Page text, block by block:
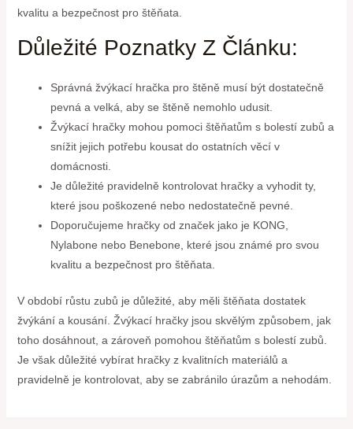
kvalitu a bezpečnost pro štěňata.
Důležité Poznatky Z Článku:
Správná žvýkací hračka pro štěně musí být dostatečně
pevná a velká, aby se štěně nemohlo udusit.
Žvýkací hračky mohou pomoci štěňatům s bolestí zubů a
snížit jejich potřebu kousat do ostatních věcí v
domácnosti.
Je důležité pravidelně kontrolovat hračky a vyhodit ty,
které jsou poškozené nebo nedostatečně pevné.
Doporučujeme hračky od značek jako je KONG,
Nylabone nebo Benebone, které jsou známé pro svou
kvalitu a bezpečnost pro štěňata.
V období růstu zubů je důležité, aby měli štěňata dostatek
žvýkání a kousání. Žvýkací hračky jsou skvělým způsobem, jak
toho dosáhnout, a zároveň pomohou štěňatům s bolestí zubů.
Je však důležité vybírat hračky z kvalitních materiálů a
pravidelně je kontrolovat, aby se zabránilo úrazům a nehodám.